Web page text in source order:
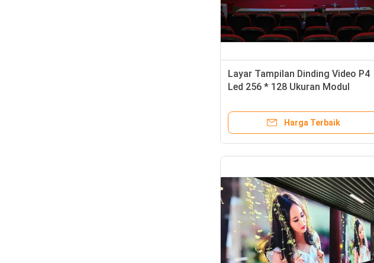
Layar Tampilan Dinding Video P4
Led 256 * 128 Ukuran Modul
Harga Terbaik